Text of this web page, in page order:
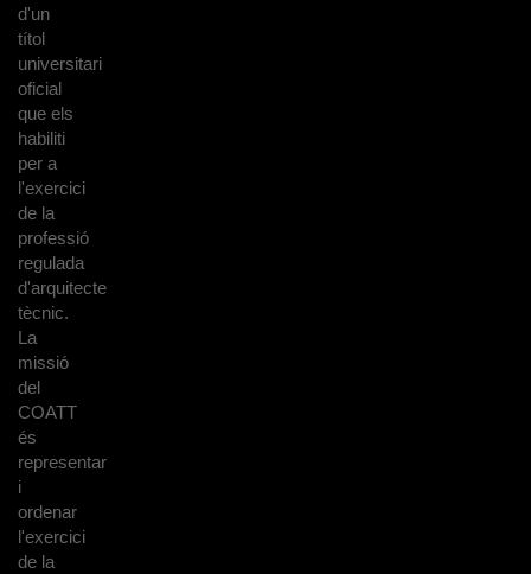
d'un
títol
universitari
oficial
que els
habiliti
per a
l'exercici
de la
professió
regulada
d'arquitecte
tècnic.
La
missió
del
COATT
és
representar
i
ordenar
l'exercici
de la